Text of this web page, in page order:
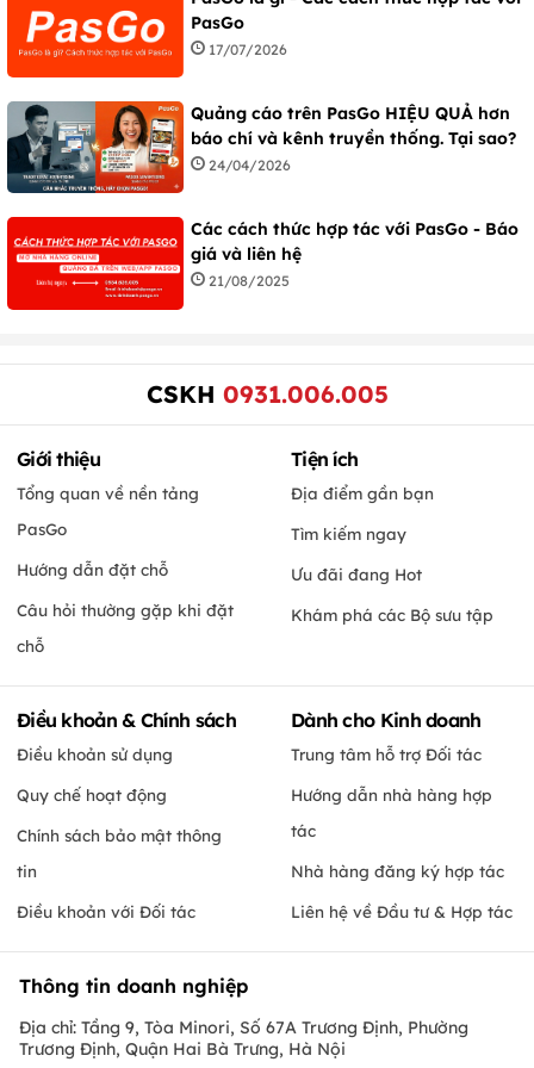
PasGo
17/07/2026
Quảng cáo trên PasGo HIỆU QUẢ hơn
báo chí và kênh truyền thống. Tại sao?
24/04/2026
Các cách thức hợp tác với PasGo - Báo
giá và liên hệ
21/08/2025
CSKH 0931.006.005
Giới thiệu
Tổng quan về nền tảng
PasGo
Hướng dẫn đặt chỗ
Câu hỏi thường gặp khi đặt
chỗ
Tiện ích
Địa điểm gần bạn
Tìm kiếm ngay
Ưu đãi đang Hot
Khám phá các Bộ sưu tập
Điều khoản & Chính sách
Điều khoản sử dụng
Quy chế hoạt động
Chính sách bảo mật thông
tin
Điều khoản với Đối tác
Dành cho Kinh doanh
Trung tâm hỗ trợ Đối tác
Hướng dẫn nhà hàng hợp
tác
Nhà hàng đăng ký hợp tác
Liên hệ về Đầu tư & Hợp tác
Thông tin doanh nghiệp
Địa chỉ: Tầng 9, Tòa Minori, Số 67A Trương Định, Phường
Trương Định, Quận Hai Bà Trưng, Hà Nội